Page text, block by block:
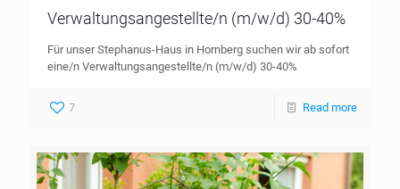
Verwaltungsangestellte/n (m/w/d) 30-40%
Für unser Stephanus-Haus in Hornberg suchen wir ab sofort
eine/n Verwaltungsangestellte/n (m/w/d) 30-40%
7 Read more